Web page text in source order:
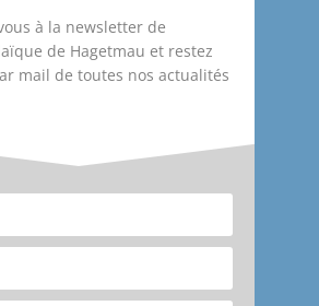
à la newsletter de
de Hagetmau et restez
mail de toutes nos actualités